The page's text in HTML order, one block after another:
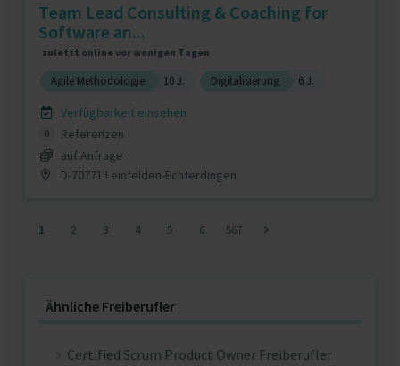
Team Lead Consulting & Coaching for
Software an...
zuletzt online vor wenigen Tagen
Agile Methodologie 10 J. Digitalisierung 6 J.
Verfügbarkeit einsehen
0
Referenzen
auf Anfrage
D-70771 Leinfelden-Echterdingen
1 2 3 4 5 6 567
Ähnliche Freiberufler
Certified Scrum Product Owner Freiberufler